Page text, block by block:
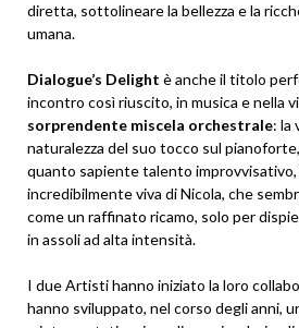
diretta, sottolineare la bellezza e la
umana.
Dialogue’s Delight è anche il titolo
incontro così riuscito, in musica e nella
sorprendente miscela orchestrale: la
naturalezza del suo tocco sul
quanto sapiente talento
incredibilmente viva di Nicola, che
come un raffinato ricamo, solo per
in assoli ad alta intensità.
I due Artisti hanno iniziato la loro
hanno sviluppato, nel corso degli anni,